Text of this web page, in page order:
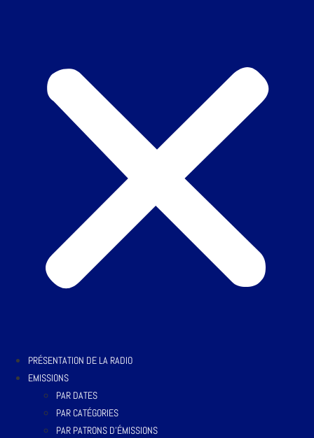
PRÉSENTATION DE LA RADIO
EMISSIONS
PAR DATES
PAR CATÉGORIES
PAR PATRONS D’ÉMISSIONS